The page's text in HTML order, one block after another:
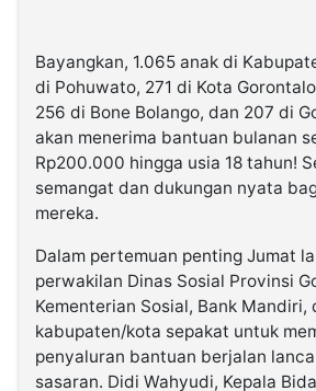
Bayangkan, 1.065 anak di
di Pohuwato, 271 di Kota
256 di Bone Bolango, dan 207 di
akan menerima bantuan bulanan
Rp200.000 hingga usia 18 tahun!
semangat dan dukungan nyata
mereka.
Dalam pertemuan penting Jumat
perwakilan Dinas Sosial Provinsi
Kementerian Sosial, Bank Mandiri,
kabupaten/kota sepakat untuk
penyaluran bantuan berjalan
sasaran. Didi Wahyudi, Kepala